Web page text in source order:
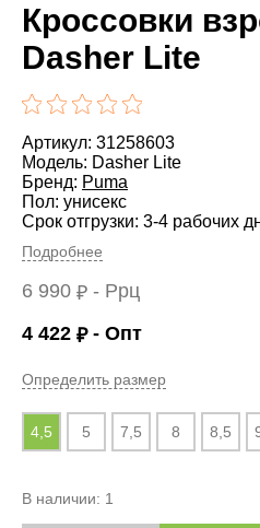
Кроссовки
Dasher Lite
Артикул: 31258603
Модель: Dasher Lite
Бренд: Puma
Пол: унисекс
Срок отгрузки: 3-4 рабочих
Подробнее
6 990 ₽ - Ррц
4 422 ₽- Опт
Определить размер
4,5 5 7,5 8 8,5
В наличии: 1